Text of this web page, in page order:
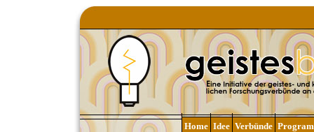
Home Idee Verbünde